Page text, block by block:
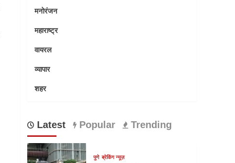
मनोरंजन
महाराष्ट्र
वायरल
व्यापार
शहर
Latest Popular Trending
पुणे ब्रेकिंग न्यूज़